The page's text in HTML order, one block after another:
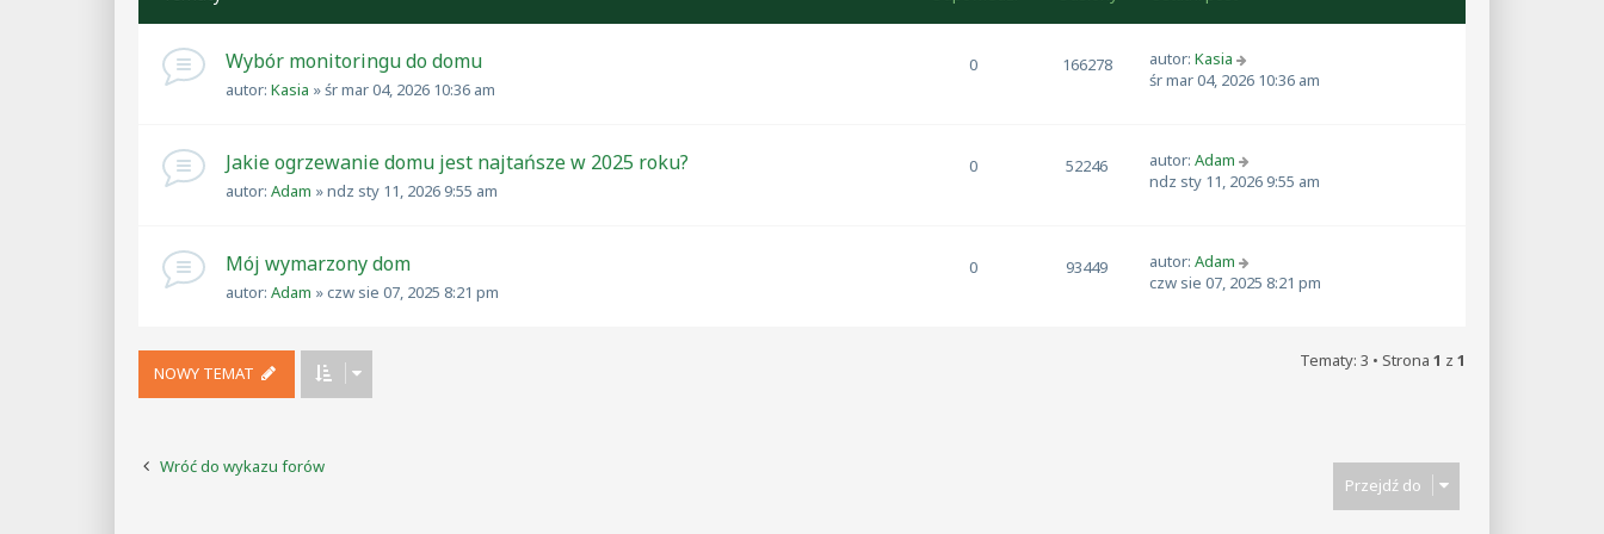
Wybór monitoringu do domu
autor: Kasia »śr mar 04, 2026 10:36 am
0 166278 autor: Kasia
śr mar 04, 2026 10:36 am
Jakie ogrzewanie domu jest najtańsze w 2025 roku?
autor: Adam »ndz sty 11, 2026 9:55 am
0 52246 autor: Adam
ndz sty 11, 2026 9:55 am
Mój wymarzony dom
autor: Adam »czw sie 07, 2025 8:21 pm
0 93449 autor: Adam
czw sie 07, 2025 8:21 pm
NOWY TEMAT
Tematy: 3 • Strona 1 z 1
Wróć do wykazu forów
Przejdź do